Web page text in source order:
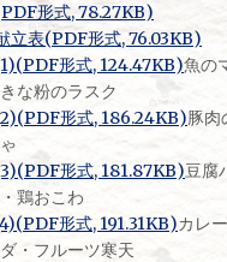
形式, 78.27KB)
立表(PDF形式, 76.03KB)
形式, 124.47KB)魚の
な粉のラスク
形式, 186.24KB)豚肉
形式, 181.87KB)豆腐
鶏おこわ
形式, 191.31KB)カレ
・フルーツ寒天